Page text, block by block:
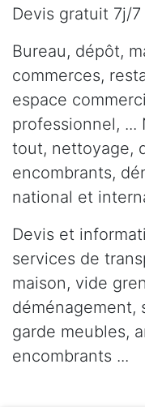
Devis gratuit 7j/7
Bureau, dépôt,
commerces,
espace
professionnel, ...
tout, nettoyage,
encombrants,
national et
Devis et
services de
maison, vide
déménagement,
garde meubles,
encombrants ...